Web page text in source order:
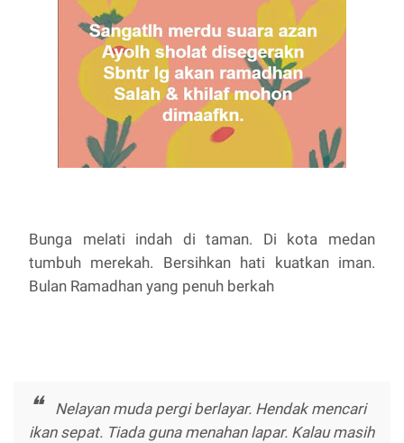
Bunga melati indah di taman. Di kota medan
tumbuh merekah. Bersihkan hati kuatkan iman.
Bulan Ramadhan yang penuh berkah
Nelayan muda pergi berlayar. Hendak mencari
ikan sepat. Tiada guna menahan lapar. Kalau masih